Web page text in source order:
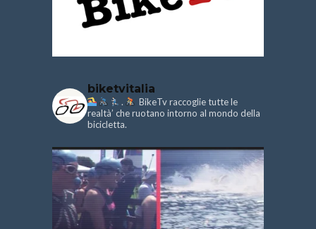
biketvitalia
.
BikeTv raccoglie tutte le
realtà’ che ruotano intorno al mondo della
bicicletta.